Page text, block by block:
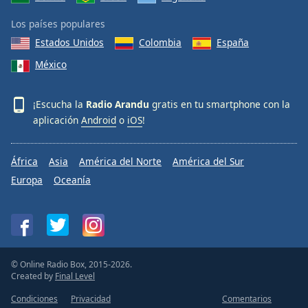
Los países populares
Estados Unidos
Colombia
España
México
¡Escucha la Radio Arandu gratis en tu smartphone con la
aplicación Android o iOS!
África Asia América del Norte
América del Sur
Europa
Oceanía
© Online Radio Box, 2015-2026.
Created by Final Level
Condiciones
Privacidad Comentarios